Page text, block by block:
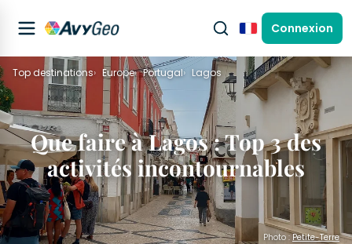
FrançaisConnexion
Top destinations Europe Portugal Lagos
Que faire à Lagos : Top 3 des
activités incontournables
Photo :Petite-Terre